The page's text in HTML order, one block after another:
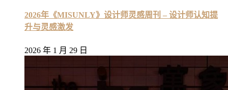
2026年《MISUNLY》设计师灵感周刊 – 设计师认知提
升与灵感激发
2026 年 1 月 29 日